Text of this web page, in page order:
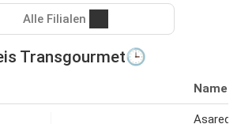
Alle Filialen
Transgourmet🕒
Name